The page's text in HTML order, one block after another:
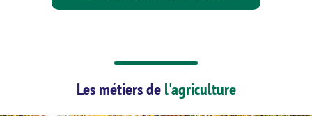
Les métiers del'agriculture